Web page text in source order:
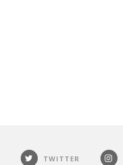
TWITTER